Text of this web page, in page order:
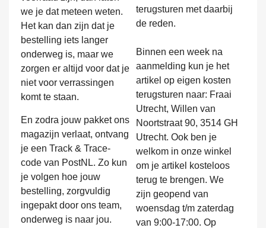
we je dat meteen weten.
Het kan dan zijn dat je
bestelling iets langer
onderweg is, maar we
zorgen er altijd voor dat je
niet voor verrassingen
komt te staan.
En zodra jouw pakket ons
magazijn verlaat, ontvang
je een Track & Trace-
code van PostNL. Zo kun
je volgen hoe jouw
bestelling, zorgvuldig
ingepakt door ons team,
onderweg is naar jou.
terugsturen met daarbij
de reden.
Binnen een week na
aanmelding kun je het
artikel op eigen kosten
terugsturen naar: Fraai
Utrecht, Willen van
Noortstraat 90, 3514 GH
Utrecht. Ook ben je
welkom in onze winkel
om je artikel kosteloos
terug te brengen. We
zijn geopend van
woensdag t/m zaterdag
van 9:00-17:00. Op